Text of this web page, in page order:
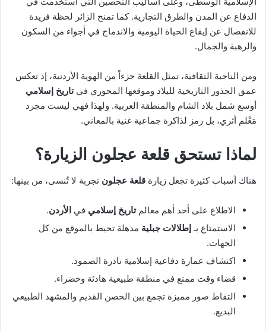
الدفاع عن المدن والطرق التجارية. كما تمنح الزائر لحظة فريدة
للانفصال عن إيقاع الحياة اليومية والاندماج في أجواء من السكون
والرهبة والجمال.
ومن الناحية الثقافية، تمثل القلعة جزءاً من الهوية الأردنية، إذ تعكس
عمق الجذور التاريخية للبلاد وموقعها المحوري فيتاريخ إسلامي
أوسع شمل بلاد الشام والمنطقة العربية. ولهذا فهي ليست مجرد
مَعْلم أثري، بل رمز لذاكرة جماعية غنية بالمعاني.
لماذا تستحق قلعة عجلون الزيارة؟
هناك أسباب كثيرة تجعل زيارة قلعة عجلون تجربة لا تُنسى، من بينها:
الاطلاع على أحد أهم معالمتاريخ إسلامي في الأردن.
الاستمتاع بـ إطلالات جبلية مذهلة تحيط بالموقع من كل
الجهات.
اكتشاف عمارة دفاعية إسلامية نادرة الصمود.
قضاء وقت ممتع في منطقة طبيعية هادئة وخضراء.
التقاط صور مميزة تجمع بين الحصن القديم والمشهد الطبيعي
البديع.